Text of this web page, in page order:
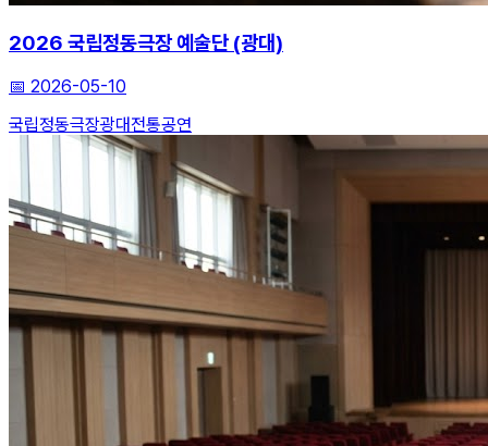
2026 국립정동극장 예술단 (광대)
📅 2026-05-10
국립정동극장광대전통공연